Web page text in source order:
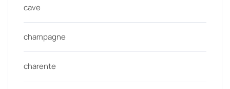
cave
champagne
charente